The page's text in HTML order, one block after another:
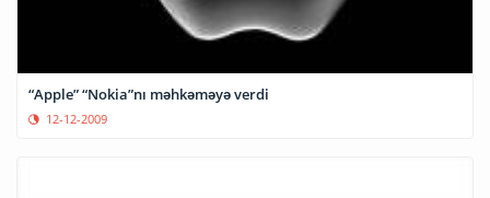
“Apple” “Nokia”nı məhkəməyə verdi
12-12-2009